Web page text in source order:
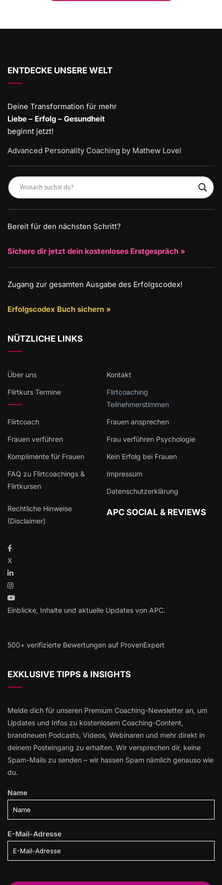
ENTDECKE UNSERE WELT
Deine Transformation für mehr
Liebe – Erfolg – Gesundheit
beginnt jetzt!
Advanced Personality Coaching by Mathew Lovel
Bereit für den nächsten Schritt?
Sichere dir jetzt dein kostenloses Erstgespräch »
Zugang zur gesamten Ausgabe des Erfolgscodex!
Erfolgscodex Buch sichern »
NÜTZLICHE LINKS
Über uns Kontakt
Flirtkurs Termine
Flirtcoaching
Teilnehmerstimmen
Flirtcoach Frauen ansprechen
Frauen verführen Frau verführen Psychologie
Komplimente für Frauen Kein Erfolg bei Frauen
FAQ zu Flirtcoachings &
Flirtkursen
Impressum
Datenschutzerklärung
Rechtliche Hinweise
(Disclaimer)
APC SOCIAL & REVIEWS
X
Einblicke, Inhalte und aktuelle Updates von APC.
500+ verifizierte Bewertungen auf ProvenExpert
EXKLUSIVE TIPPS & INSIGHTS
Melde dich für unseren Premium Coaching-Newsletter an, um
Updates und Infos zu kostenlosem Coaching-Content,
brandneuen Podcasts, Videos, Webinaren und mehr direkt in
deinem Posteingang zu erhalten. Wir versprechen dir, keine
Spam-Mails zu senden – wir hassen Spam nämlich genauso wie
du.
Name
E-Mail-Adresse